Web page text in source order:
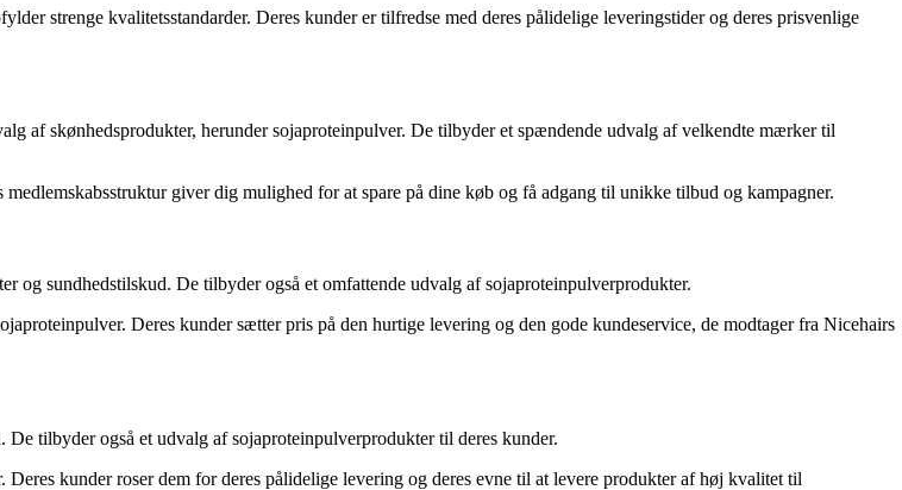
strenge kvalitetsstandarder. Deres kunder er tilfredse med deres pålidelige leveringstider og deres prisvenlige
af skønhedsprodukter, herunder sojaproteinpulver. De tilbyder et spændende udvalg af velkendte mærker til
giver dig mulighed for at spare på dine køb og få adgang til unikke tilbud og kampagner.
og sundhedstilskud. De tilbyder også et omfattende udvalg af sojaproteinpulverprodukter.
Deres kunder sætter pris på den hurtige levering og den gode kundeservice, de modtager fra Nicehairs
tilbyder også et udvalg af sojaproteinpulverprodukter til deres kunder.
kunder roser dem for deres pålidelige levering og deres evne til at levere produkter af høj kvalitet til